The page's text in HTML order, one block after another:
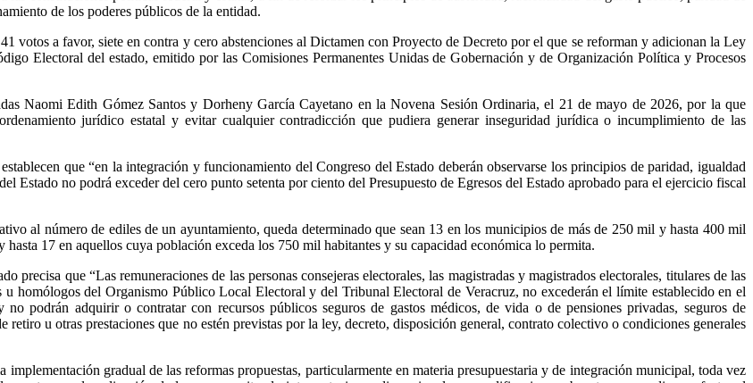
de los poderes públicos de la entidad.
a favor, siete en contra y cero abstenciones al Dictamen con Proyecto de Decreto por el que se reforman y adicionan la Ley
Electoral del estado, emitido por las Comisiones Permanentes Unidas de Gobernación y de Organización Política y Procesos
Naomi Edith Gómez Santos y Dorheny García Cayetano en la Novena Sesión Ordinaria, el 21 de mayo de 2026, por la que
jurídico estatal y evitar cualquier contradicción que pudiera generar inseguridad jurídica o incumplimiento de las
que “en la integración y funcionamiento del Congreso del Estado deberán observarse los principios de paridad, igualdad
Estado no podrá exceder del cero punto setenta por ciento del Presupuesto de Egresos del Estado aprobado para el ejercicio fiscal
al número de ediles de un ayuntamiento, queda determinado que sean 13 en los municipios de más de 250 mil y hasta 400 mil
17 en aquellos cuya población exceda los 750 mil habitantes y su capacidad económica lo permita.
que “Las remuneraciones de las personas consejeras electorales, las magistradas y magistrados electorales, titulares de las
u homólogos del Organismo Público Local Electoral y del Tribunal Electoral de Veracruz, no excederán el límite establecido en el
podrán adquirir o contratar con recursos públicos seguros de gastos médicos, de vida o de pensiones privadas, seguros de
retiro u otras prestaciones que no estén previstas por la ley, decreto, disposición general, contrato colectivo o condiciones generales
gradual de las reformas propuestas, particularmente en materia presupuestaria y de integración municipal, toda vez